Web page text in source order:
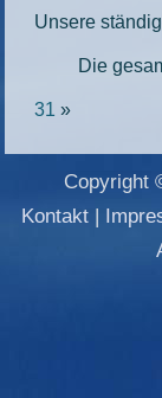
Unsere
Die
31 »
Copyright
Kontakt|